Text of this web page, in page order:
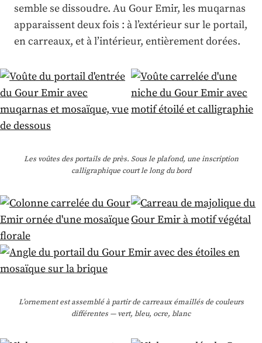
semble se dissoudre. Au Gour Emir, les muqarnas
apparaissent deux fois : à l’extérieur sur le portail,
en carreaux, et à l’intérieur, entièrement dorées.
Les voûtes des portails de près. Sous le plafond, une inscription
calligraphique court le long du bord
L’ornement est assemblé à partir de carreaux émaillés de couleurs
différentes — vert, bleu, ocre, blanc